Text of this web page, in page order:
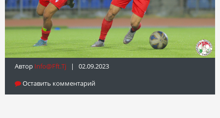
Автор Info@fft.tj | 02.09.2023
Оставить комментарий